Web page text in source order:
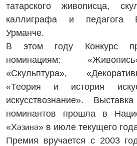
татарского живописца,
каллиграфа и педагога
Урманче.
В этом году Конкурс
номинациям:
«Скульптура»,
«Теория и история
искусствознание».
номинантов прошла в
«Хәзинә» в июле текущего
Премия вручается с 2003